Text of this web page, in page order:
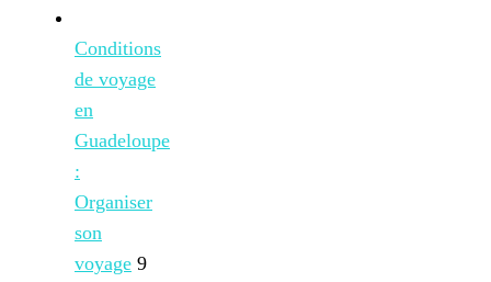
Conditions
de voyage
en
Guadeloupe
:
Organiser
son
voyage 9